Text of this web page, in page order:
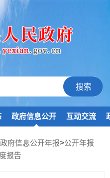
政府信息公开 互动交流
政府信息公开年报>公开年报
报告